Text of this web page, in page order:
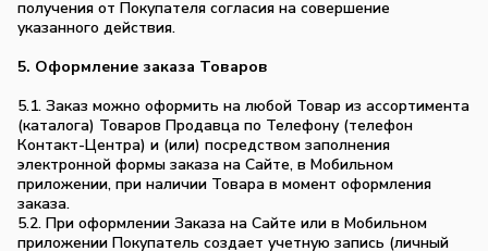
получения от Покупателя согласия на совершение
указанного действия.
5. Оформление заказа Товаров
5.1. Заказ можно оформить на любой Товар из ассортимента
(каталога) Товаров Продавца по Телефону (телефон
Контакт-Центра) и (или) посредством заполнения
электронной формы заказа на Сайте, в Мобильном
приложении, при наличии Товара в момент оформления
заказа.
5.2. При оформлении Заказа на Сайте или в Мобильном
приложении Покупатель создает учетную запись (личный